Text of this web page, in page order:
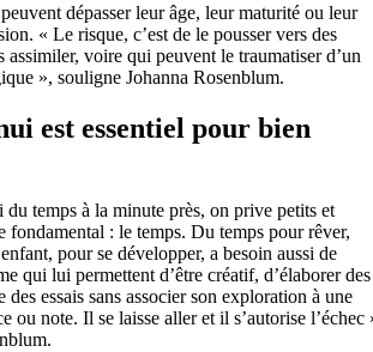
dépasser leur âge, leur maturité ou leur
« Le risque, c’est de le pousser vers des
assimiler, voire qui peuvent le traumatiser d’un
», souligne Johanna Rosenblum.
est essentiel pour bien
du temps à la minute près, on prive petits et
fondamental : le temps. Du temps pour rêver,
pour se développer, a besoin aussi de
qui lui permettent d’être créatif, d’élaborer des
des essais sans associer son exploration à une
ou note. Il se laisse aller et il s’autorise l’échec